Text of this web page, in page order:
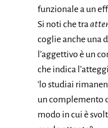
funzionale a un
Si noti che tra
coglie anche una
l’aggettivo è un
che indica
‘lo studiai
un complemento
modo in cui è